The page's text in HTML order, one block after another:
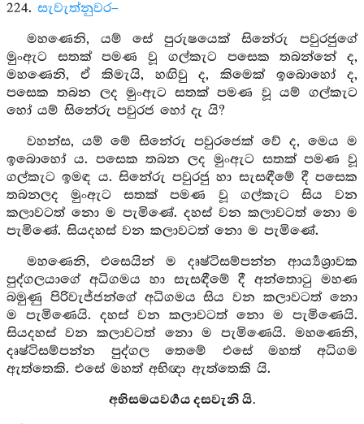
224. සැවැත්නුවර–
මහණෙනි, යම් සේ පුරුෂයෙක් සිනේරු පවුරජුගේ
මුංඇට සතක් පමණ වූ ගල්කැට පසෙක තබන්නේ ද,
මහණෙනි, ඒ කිමැයි, හඟිවු ද, කිමෙක් ඉබොහෝ ද,
පසෙක තබන ලද මුංඇට සතක් පමණ වූ යම් ගල්කැට
හෝ යම් සිනේරු පවුරජ හෝ දැ යි?
වහන්ස, යම් මේ සිනේරු පවුරජෙක් වේ ද, මෙය ම
ඉබොහෝ ය. පසෙක තබන ලද මුංඇට සතක් පමණ වූ
ගල්කැට ඉමඳ ය. සිනේරු පවුරජු හා සැසඳීමේ දී පසෙක
තබනලද මුංඇට සතක් පමණ වූ ගල්කැට සිය වන
කලාවටත් නො ම පැමිණේ. දහස් වන කලාවටත් නො ම
පැමිණේ. සියදහස් වන කලාවටත් නො ම පැමිණේ.
මහණෙනි, එසෙයින් ම දෘෂ්ටිසම්පන්න ආර්‍ය්‍යශ්‍රාවක
පුද්ගලයාගේ අධිගමය හා සැසඳීමේ දී අන්තොටු මහණ
බමුණු පිරිවැජ්ජන්ගේ අධිගමය සිය වන කලාවටත් නො
ම පැමිණෙයි. දහස් වන කලාවටත් නො ම පැමිණෙයි.
සියදහස් වන කලාවටත් නො ම පැමිණෙයි. මහණෙනි,
දෘෂ්ටිසම්පන්න පුද්ගල තෙමේ එසේ මහත් අධිගම
ඇත්තෙකි. එසේ මහත් අභිඥා ඇත්තෙකි යි.
අභිසමයවර්‍ගය දසවැනි යි.